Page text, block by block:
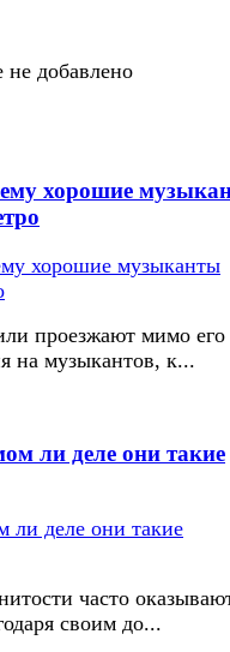
добавлено
хорошие
проезжают мимо его
на музыкантов, к...
ли деле они такие
часто
своим до...